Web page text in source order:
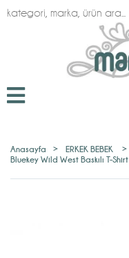
Anasayfa
> ERKEK BEBEK >
Bluekey Wild West Baskılı T-Shirt